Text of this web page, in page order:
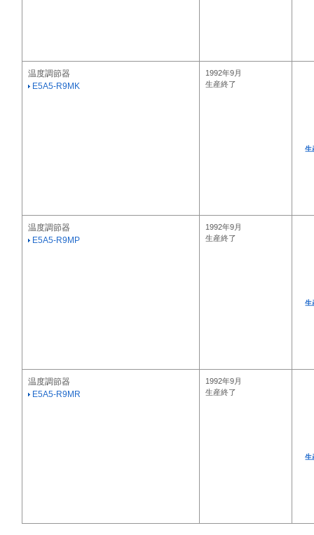
温度調節器
E5A5-R9MK
1992年9月
生産終了
生
温度調節器
E5A5-R9MP
1992年9月
生産終了
生
温度調節器
E5A5-R9MR
1992年9月
生産終了
生